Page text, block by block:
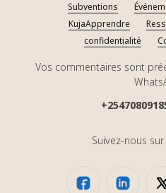
Subventions
KujaApprendre
confidentialité
Vos commentaires sont
Suivez-nous